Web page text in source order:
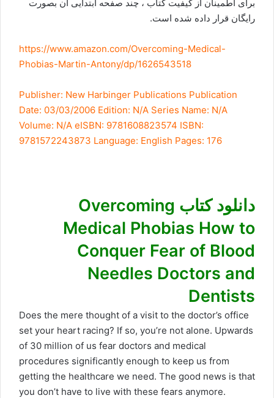
برای اطمینان از کیفیت کتاب ، چند صفحه ابتدایی ان بصورت
رایگان قرار داده شده است.
https://www.amazon.com/Overcoming-Medical-
Phobias-Martin-Antony/dp/1626543518
Publisher: New Harbinger Publications Publication
Date: 03/03/2006 Edition: N/A Series Name: N/A
Volume: N/A eISBN: 9781608823574 ISBN:
9781572243873 Language: English Pages: 176
دانلود کتاب Overcoming
Medical Phobias How to
Conquer Fear of Blood
Needles Doctors and
Dentists
Does the mere thought of a visit to the doctor’s office
set your heart racing? If so, you’re not alone. Upwards
of 30 million of us fear doctors and medical
procedures significantly enough to keep us from
getting the healthcare we need. The good news is that
you don’t have to live with these fears anymore.